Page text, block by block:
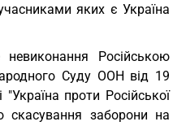
яких є Україна
невиконання Російською
Суду ООН від 19
проти Російської
скасування заборони на